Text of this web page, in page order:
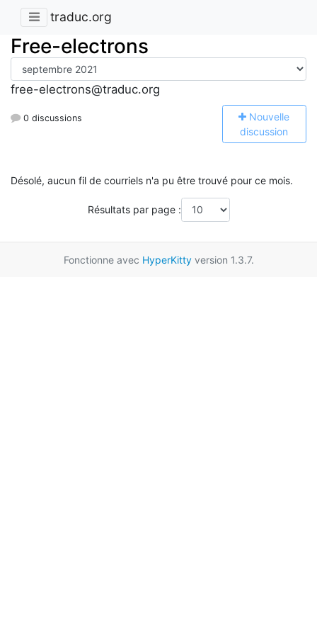
traduc.org
Free-electrons
free-electrons@traduc.org
0 discussions Nouvelle
discussion
Désolé, aucun fil de courriels n'a pu être trouvé pour ce mois.
Résultats par page :
Fonctionne avec HyperKittyversion 1.3.7.